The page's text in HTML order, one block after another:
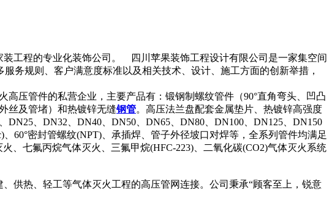
工程的专业化装饰公司。 四川苹果装饰工程设计有限公司是一家集空间
务规则、客户满意度标准以及相关技术、设计、施工方面的创新举措，
高压管件的私营企业，主要产品有：锻钢制螺纹管件（90°直角弯头、凹凸
丝及管堵）和热镀锌无缝钢管。高压法兰盘配套金属垫片、热镀锌高强度
、DN32、DN40、DN50、DN65、DN80、DN100、DN125、DN150
60°密封管螺纹(NPT)、承插焊、管子外径坡口对焊等，全系列管件均满足
、七氟丙烷气体灭火、三氟甲烷(HFC-223)、二氧化碳(CO2)气体灭火系统
供热、轻工等气体灭火工程的高压管网连接。公司秉承“顾客至上，锐意